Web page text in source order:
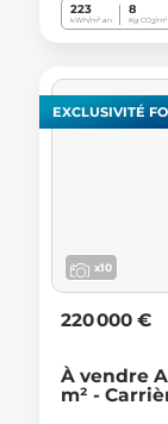
223
kWh/m².an
8
Kg CO2/
EXCLUSIVITÉ
x10
220 000 €
À vendre
m² -